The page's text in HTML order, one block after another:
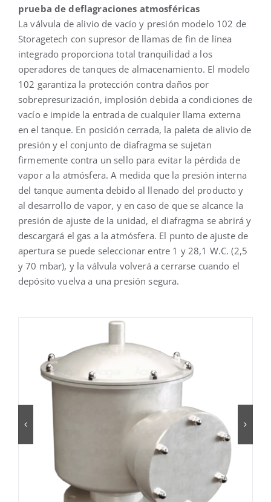
prueba de deflagraciones atmosféricas
La válvula de alivio de vacío y presión modelo 102 de
Storagetech con supresor de llamas de fin de línea
integrado proporciona total tranquilidad a los
operadores de tanques de almacenamiento. El modelo
102 garantiza la protección contra daños por
sobrepresurización, implosión debida a condiciones de
vacío e impide la entrada de cualquier llama externa
en el tanque. En posición cerrada, la paleta de alivio de
presión y el conjunto de diafragma se sujetan
firmemente contra un sello para evitar la pérdida de
vapor a la atmósfera. A medida que la presión interna
del tanque aumenta debido al llenado del producto y
al desarrollo de vapor, y en caso de que se alcance la
presión de ajuste de la unidad, el diafragma se abrirá y
descargará el gas a la atmósfera. El punto de ajuste de
apertura se puede seleccionar entre 1 y 28,1 W.C. (2,5
y 70 mbar), y la válvula volverá a cerrarse cuando el
depósito vuelva a una presión segura.